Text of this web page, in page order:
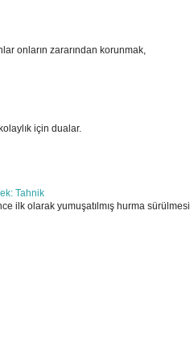
onların zararından korunmak,
için dualar.
Tahnik
ilk olarak yumuşatılmış hurma sürülmesi